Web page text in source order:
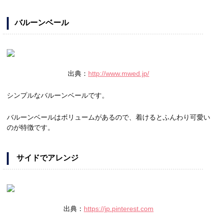
バルーンベール
出典： http://www.mwed.jp/
シンプルなバルーンベールです。
バルーンベールはボリュームがあるので、着けるとふんわり可愛い
のが特徴です。
サイドでアレンジ
出典： https://jp.pinterest.com